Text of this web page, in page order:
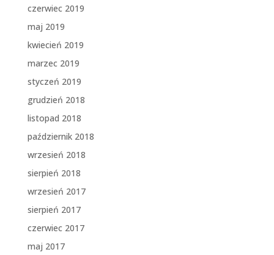
czerwiec 2019
maj 2019
kwiecień 2019
marzec 2019
styczeń 2019
grudzień 2018
listopad 2018
październik 2018
wrzesień 2018
sierpień 2018
wrzesień 2017
sierpień 2017
czerwiec 2017
maj 2017